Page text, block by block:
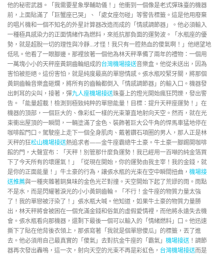
他的秘密武器。「我需要星象學輔助儀！」他衝到一個像是老式彈珠臺的機器
前，上面貼滿了「巨蟹座已哭」、「處女座勿碰」等警告標籤。這是他用廢棄
的唱片機和一個不知名的外星計算器改造而成的「情感調節器」。他必須輸入
一種極具感染力的正面情緒作為燃料，來抵抗那負面的運勢波。「水瓶座的優
勢，就是超脫一切的理性與冷靜…才怪！我只有一腔熱血的傻氣啊！」他絕望地
低吼。他看了一眼腳邊。那裡放著一個他為林天秤準備了兩年的禮物：一個用
一萬塊小小的天秤座黃銅齒輪組成的台灣機場接送音樂盒。他從未送出，因為
害怕被拒絕。這份害怕，就是純度最高的單戀情感。張水瓶咬緊牙關，將那個
黃銅齒輪音樂盒砸爛，將所有的齒輪都倒入「情感調節器」的輸入口。機器發
出刺耳的尖叫，接著，彈九人座機場接送珠臺上的燈光開始瘋狂閃爍，發出警
告。「能量超載！檢測到極致純粹的單戀能量！目標：提升天秤座運勢！」在
機器的頂部，一個巨大的、像彩虹一樣的光束筆直地射向天空。然而，就在光
束衝出屋頂的一瞬間，一輛塗滿了金色、裝飾著巨大公牛角的悍馬車猛地停在
咖啡館門口。駕駛座上走下一個全身肌肉、戴著鑽石項圈的男人，那人正是林
天秤的狂松山機場接送熱追求者——金牛座霸總牛土豪。牛土豪一腳踢開咖啡
館的門，大聲宣布：「天秤！別管那什麼負運勢！我已經用一百噸的純金箔買
下了今天所有的壞運氣！」「從現在開始，你的運勢由我主宰！我的金錢，就
是你的正面能量！」牛土豪的行為，讓張水瓶的光束在空中瞬間扭曲， 機場接
送推薦與一種夾雜著銅臭味的金色光芒對撞。天空開始下起了荒謬的雨。雨點
不是水，而是閃耀著淚光的小小黃銅齒輪。「不行！金牛座的物質力量太強
了！我的單戀被汙染了！」張水瓶大喊。他知道，如果牛土豪的物質力量勝
出，林天秤將會被困在一個充滿金錢和俗氣的虛假愛情裡，而他將永遠失去機
會。張水瓶看向那機器，還剩下最後一個可以輸入的「情緒燃料」口。他迅速
撕下了貼在他背後衣領上，那張寫著「我就是個單戀傻瓜」的標籤，丟了進
去。他必須用自己最真實的「傻氣」去對抗金牛座的「霸氣」 機場接送 ！調節
器再次發出轟鳴，這一次，射向天空的光束不再是彩虹色， 台灣機場接送而是